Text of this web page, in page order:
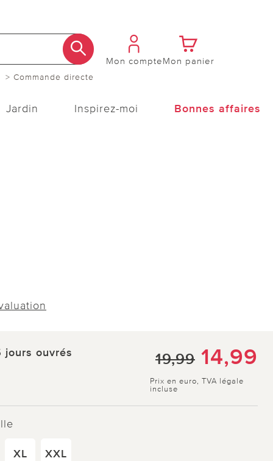
> Commande directe
Mon compteMon panier
Jardin Inspirez-moi Bonnes affaires
jours ouvrés 19,99 14,99
Prix en euro, TVA légale
incluse
XL XXL